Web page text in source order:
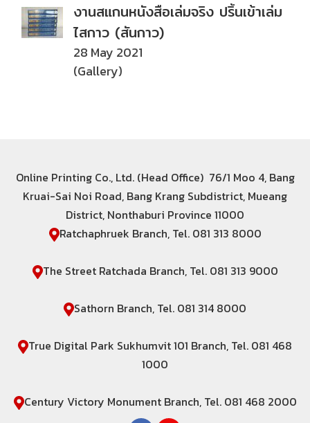
งานสแกนหนังสือเล่มจริง ปริ้นเข้าเล่ม
ไสกาว (สันกาว)
28 May 2021
(Gallery)
Online Printing Co., Ltd. (Head Office) 76/1 Moo 4, Bang
Kruai-Sai Noi Road, Bang Krang Subdistrict, Mueang
District, Nonthaburi Province 11000
Ratchaphruek Branch, Tel. 081 313 8000
The Street Ratchada Branch, Tel. 081 313 9000
Sathorn Branch, Tel. 081 314 8000
True Digital Park Sukhumvit 101 Branch, Tel. 081 468
1000
Century Victory Monument Branch, Tel. 081 468 2000